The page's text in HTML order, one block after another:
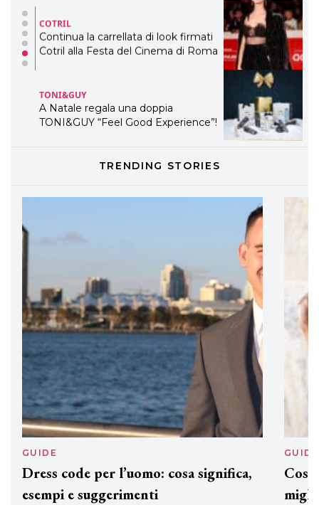
COTRIL
Continua la carrellata di look firmati
Cotril alla Festa del Cinema di Roma
TONI&GUY
A Natale regala una doppia
TONI&GUY “Feel Good Experience”!
LABEL.M lancia la sua innovativa ed
professionali
TRENDING STORIES
GUIDE
Dress code per l’uomo: cosa significa,
esempi e suggerimenti
GUIDE